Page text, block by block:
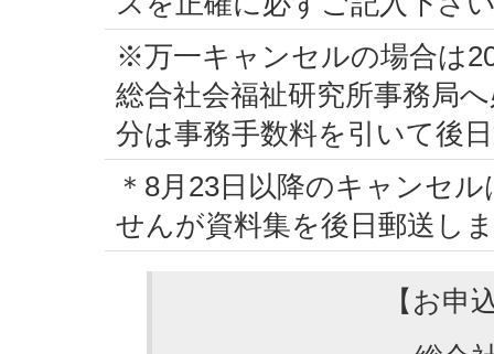
※万一キャンセルの場合は
総合社会福祉研究所事務局
分は事務手数料を引いて後
＊8月23日以降のキャンセ
せんが資料集を後日郵送し
【お申